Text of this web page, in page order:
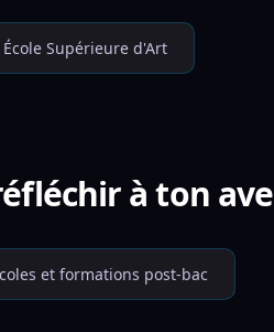
École Supérieure d'Art
à ton
et formations post-bac